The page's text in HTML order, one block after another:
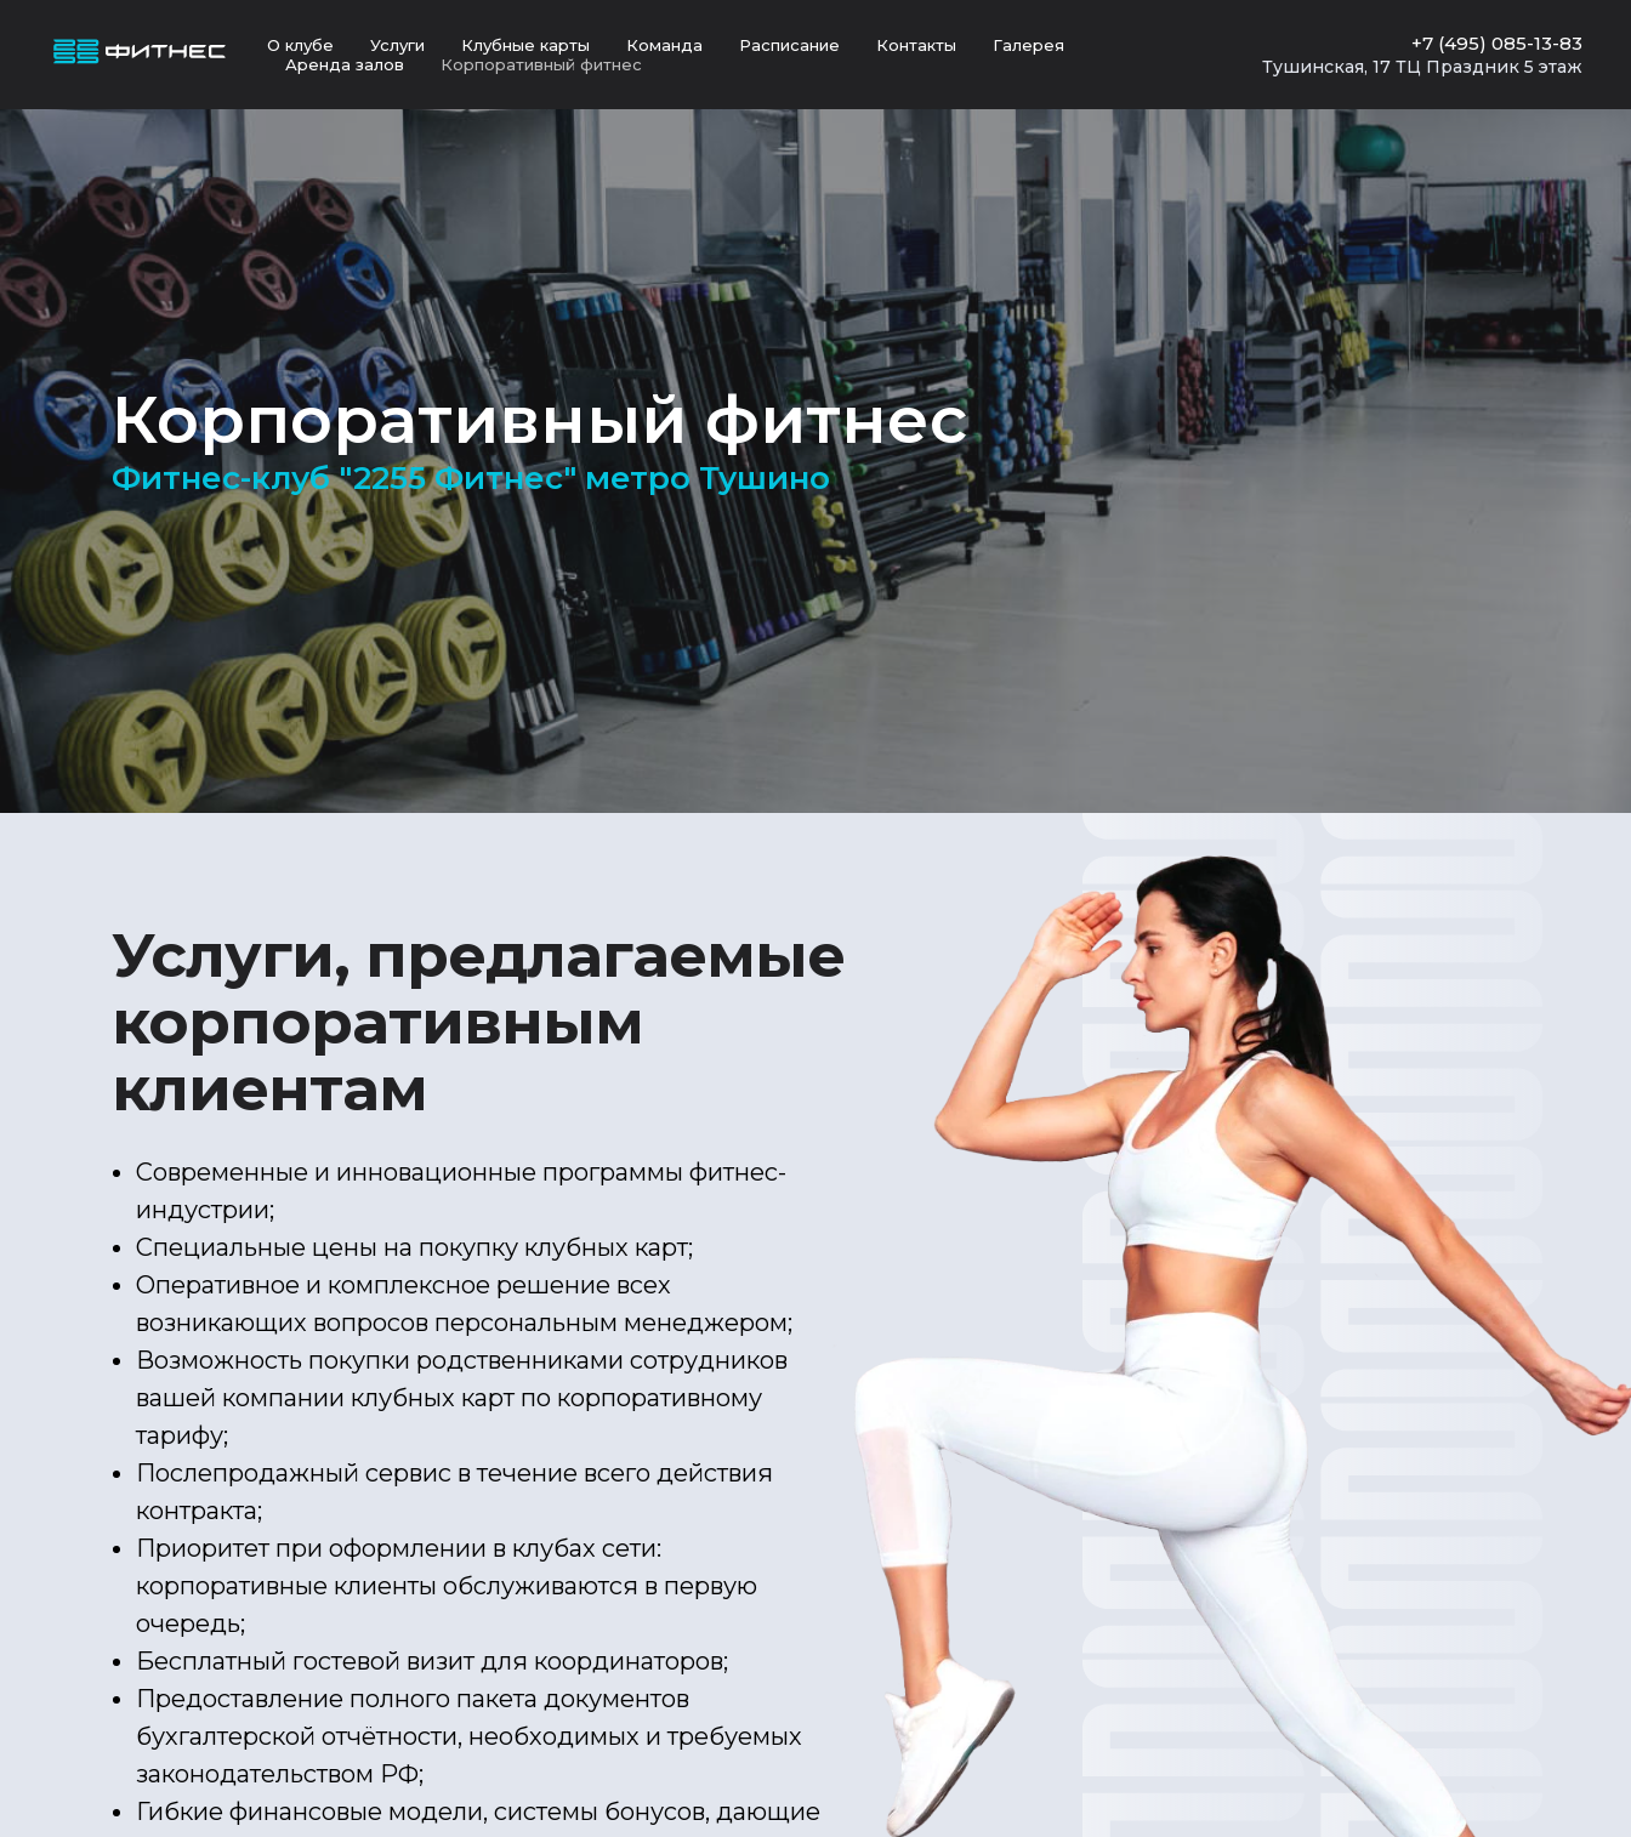
О клубе Услуги Клубные карты Команда Расписание Контакты
Галерея
Аренда залов
Корпоративный фитнес
+7 (495) 085-13-83
Тушинская, 17 ТЦ Праздник 5 этаж
Корпоративный фитнес
Фитнес-клуб "2255 Фитнес" метро Тушино
Услуги, предлагаемые
корпоративным
клиентам
Современные и инновационные программы фитнес-
индустрии;
Специальные цены на покупку клубных карт;
Оперативное и комплексное решение всех
возникающих вопросов персональным менеджером;
Возможность покупки родственниками сотрудников
вашей компании клубных карт по корпоративному
тарифу;
Послепродажный сервис в течение всего действия
контракта;
Приоритет при оформлении в клубах сети:
корпоративные клиенты обслуживаются в первую
очередь;
Бесплатный гостевой визит для координаторов;
Предоставление полного пакета документов
бухгалтерской отчётности, необходимых и требуемых
законодательством РФ;
Гибкие финансовые модели, системы бонусов, дающие